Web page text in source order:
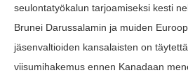
seulontatyökalun tarjoamiseksi kesti
Brunei Darussalamin ja muiden
jäsenvaltioiden kansalaisten on
viisumihakemus ennen Kanadaan